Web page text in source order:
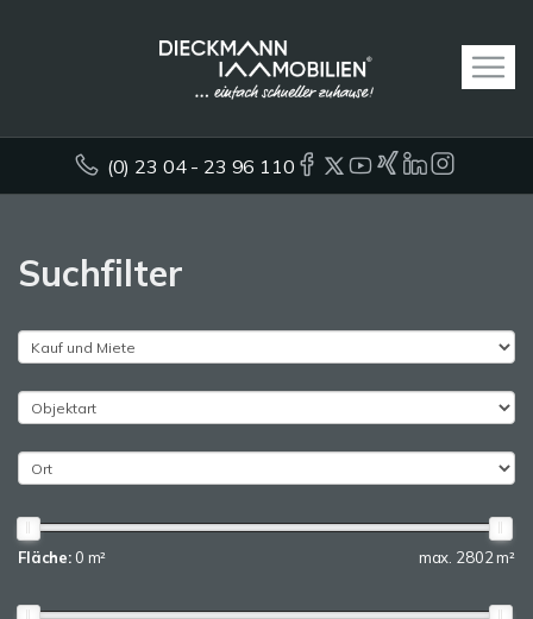
(0) 23 04 - 23 96 110
Suchfilter
Fläche: 0 m² max. 2802 m²